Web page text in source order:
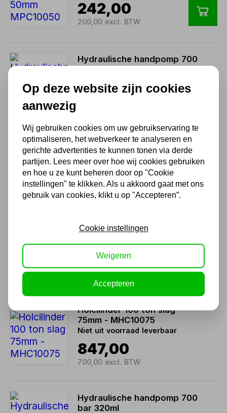
242,00
200,00 excl. BTW
Hydraulische handpomp 700
296,45
Cilinder 200 ton slag 50mm
MPC20050
Niet uit voorraad leverbaar
605,00
500,00 excl. BTW
Holcilinder 60 ton slag
786,50
650,00 excl. BTW
Holcilinder 100 ton slag
75mm - MHC10075
Niet uit voorraad leverbaar
847,00
700,00 excl. BTW
Hydraulische handpomp 700
bar 320ml
Op deze website zijn cookies
aanwezig
Wij gebruiken cookies om uw gebruikservaring te
optimaliseren, het webverkeer te analyseren en
gerichte advertenties te kunnen tonen via derde
partijen. Lees meer over hoe wij cookies gebruiken
en hoe u ze kunt beheren door op "Cookie
instellingen" te klikken. Als u akkoord gaat met ons
gebruik van cookies, klikt u op "Accepteren”.
Cookie instellingen
Weigeren
Accepteren